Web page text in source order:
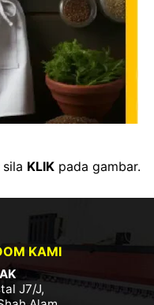
KLIKpada gambar.
KAMI
J7/J,